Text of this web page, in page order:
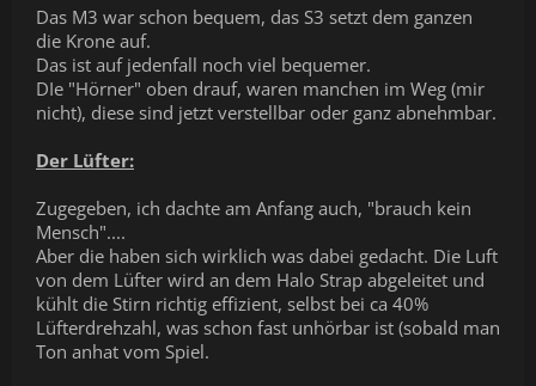
Das M3 war schon bequem, das S3 setzt dem ganzen
die Krone auf.
Das ist auf jedenfall noch viel bequemer.
DIe "Hörner" oben drauf, waren manchen im Weg (mir
nicht), diese sind jetzt verstellbar oder ganz abnehmbar.
Der Lüfter:
Zugegeben, ich dachte am Anfang auch, "brauch kein
Mensch"....
Aber die haben sich wirklich was dabei gedacht. Die Luft
von dem Lüfter wird an dem Halo Strap abgeleitet und
kühlt die Stirn richtig effizient, selbst bei ca 40%
Lüfterdrehzahl, was schon fast unhörbar ist (sobald man
Ton anhat vom Spiel.